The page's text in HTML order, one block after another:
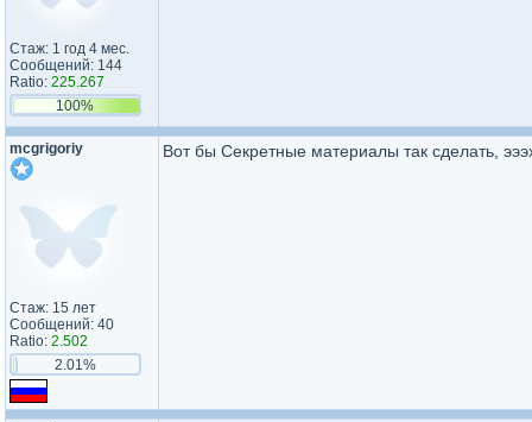
Стаж: 1 год 4 мес.
Сообщений: 144
Ratio: 225.267
100%
mcgrigoriy
Стаж: 15 лет
Сообщений: 40
Ratio: 2.502
2.01%
Вот бы Секретные материалы так сделать,